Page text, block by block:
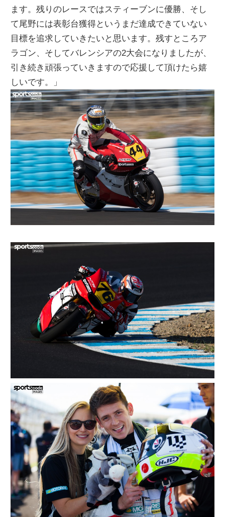
ます。残りのレースではスティーブンに優勝、そし
て尾野には表彰台獲得というまだ達成できていない
目標を追求していきたいと思います。残すところア
ラゴン、そしてバレンシアの2大会になりましたが、
引き続き頑張っていきますので応援して頂けたら嬉
しいです。」